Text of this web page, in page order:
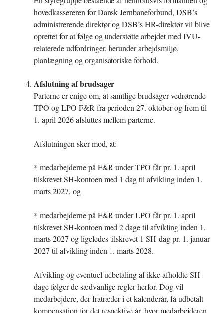
hovedkassereren for Dansk Jernbaneforbund, DSB’s
administrerende direktør og DSB’s HR-direktør vil blive
oprettet for at følge og understøtte arbejdet med IVU-
relaterede udfordringer, herunder arbejdsmiljø,
planlægning og organisatoriske forhold.
Afslutning af brudsager
Parterne er enige om, at samtlige brudsager vedrørende
TPO og LPO F&R fra perioden 27. oktober og frem til
1. april 2026 afsluttes mellem parterne.
Afslutningen sker mod, at:
* medarbejderne på F&R under TPO får pr. 1. april
tilskrevet SH-kontoen med 1 dag til afvikling inden 1.
marts 2027, og
* medarbejderne på F&R under LPO får pr. 1. april
tilskrevet SH-kontoen med 2 dage til afvikling inden 1.
marts 2027 og ligeledes tilskrevet 1 SH-dag pr. 1. januar
2027 til afvikling inden 1. marts 2028.
Afvikling og eventuel udbetaling af ikke afholdte SH-
dage følger de sædvanlige regler herfor. Dog vil
medarbejdere, der fratræder i et kalenderår, få udbetalt
kompensation for det respektive år, hvor medarbejderen